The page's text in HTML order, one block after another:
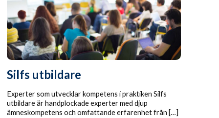
Silfs utbildare
Experter som utvecklar kompetens i praktiken Silfs
utbildare är handplockade experter med djup
ämneskompetens och omfattande erfarenhet från […]